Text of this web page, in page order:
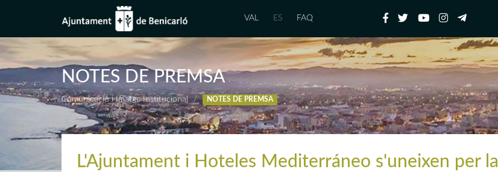
VAL ES FAQ
NOTES DE PREMSA
Comunicació i Imatge Institucional NOTES DE PREMSA
L'Ajuntament i Hoteles Mediterráneo s'uneixen per la